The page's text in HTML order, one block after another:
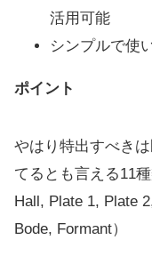
活用可能
シンプルで使
ポイント
やはり特出すべき
てるとも言える11
Hall, Plate 1, Plate
Bode, Formant）